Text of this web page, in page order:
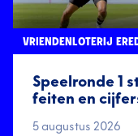
Speelronde 1
feiten en
VRIENDENLOTERIJ
5 augustus 2026